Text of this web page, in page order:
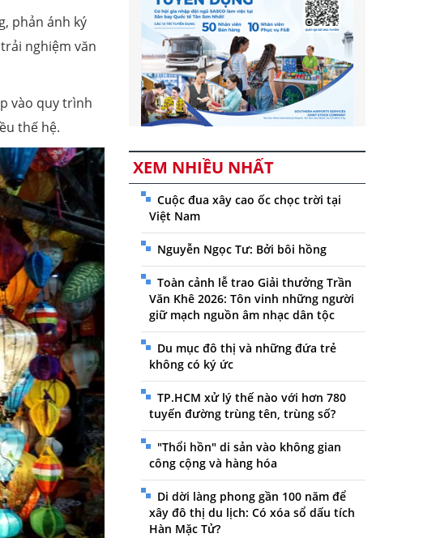
phản ánh ký
nghiệm văn
vào quy trình
thế hệ.
XEM NHIỀU NHẤT
Cuộc đua xây cao ốc chọc trời tại
Việt Nam
Nguyễn Ngọc Tư: Bởi bôi hồng
Toàn cảnh lễ trao Giải thưởng Trần
Văn Khê 2026: Tôn vinh những người
giữ mạch nguồn âm nhạc dân tộc
Du mục đô thị và những đứa trẻ
không có ký ức
TP.HCM xử lý thế nào với hơn 780
tuyến đường trùng tên, trùng số?
"Thổi hồn" di sản vào không gian
công cộng và hàng hóa
Di dời làng phong gần 100 năm để
xây đô thị du lịch: Có xóa sổ dấu tích
Hàn Mặc Tử?